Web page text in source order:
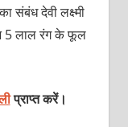
संबंध देवी लक्ष्मी
5 लाल रंग के फूल
प्राप्त करें।